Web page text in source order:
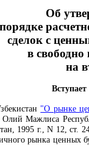
Об
сделок с
в
на
"О рынке
Олий Мажлиса
1995 г., N 12, ст.
рынка ценных